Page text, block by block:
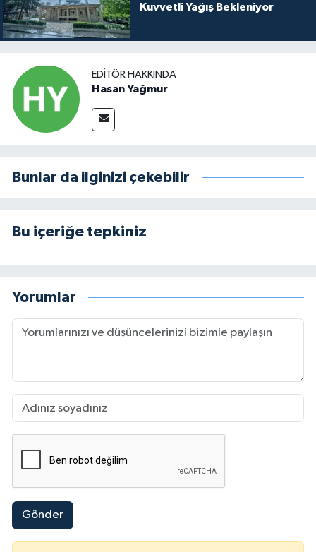
Kuvvetli Yağış Bekleniyor
EDITÖR HAKKINDA
Hasan Yağmur
Bunlar da ilginizi çekebilir
Bu içeriğe tepkiniz
Yorumlar
Gönder